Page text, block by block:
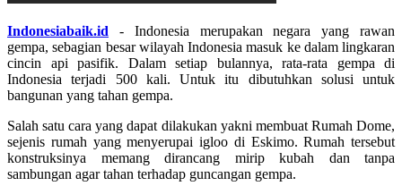
Indonesiabaik.id - Indonesia merupakan negara yang rawan
gempa, sebagian besar wilayah Indonesia masuk ke dalam lingkaran
cincin api pasifik. Dalam setiap bulannya, rata-rata gempa di
Indonesia terjadi 500 kali. Untuk itu dibutuhkan solusi untuk
bangunan yang tahan gempa.
Salah satu cara yang dapat dilakukan yakni membuat Rumah Dome,
sejenis rumah yang menyerupai igloo di Eskimo. Rumah tersebut
konstruksinya memang dirancang mirip kubah dan tanpa
sambungan agar tahan terhadap guncangan gempa.